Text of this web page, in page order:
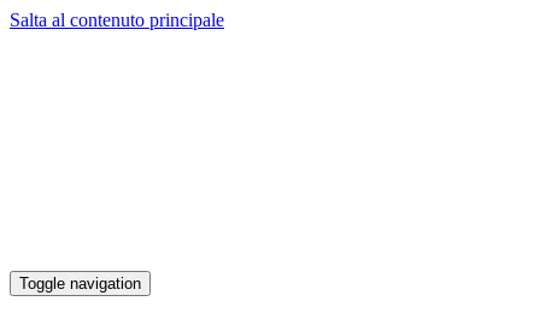
Salta al contenuto principale
Toggle navigation